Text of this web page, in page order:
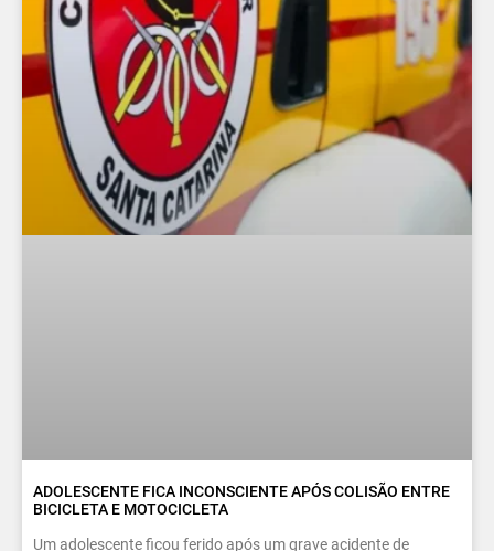
ADOLESCENTE FICA INCONSCIENTE APÓS COLISÃO ENTRE
BICICLETA E MOTOCICLETA
Um adolescente ficou ferido após um grave acidente de